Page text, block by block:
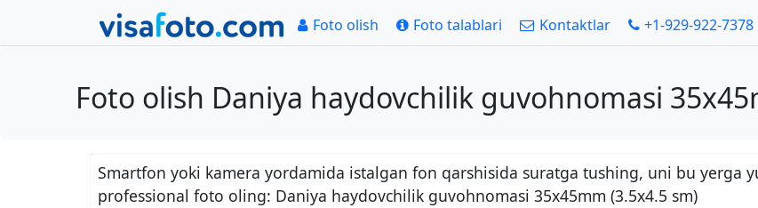
Foto olish Foto talablari Kontaktlar +1-929-922-7378
Foto olish Daniya haydovchilik guvohnomasi
Smartfon yoki kamera yordamida istalgan fon qarshisida suratga tushing, uni bu yerga
professional foto oling: Daniya haydovchilik guvohnomasi 35x45mm (3.5x4.5 sm)